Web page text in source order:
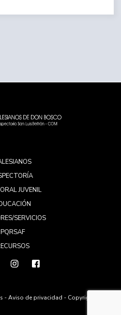
JUVENIL
SERVICIOS
PQRSAF
-Aviso de privacidad - Copyright 2026